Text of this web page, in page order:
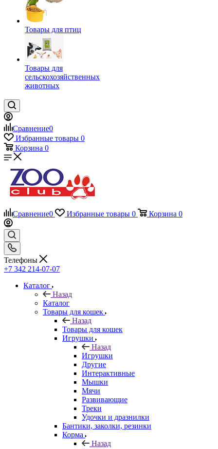
Товары для птиц
Товары для
сельскохозяйственных
животных
Сравнение0
Избранные товары 0
Корзина 0
Сравнение0 Избранные товары 0 Корзина 0
Телефоны
+7 342 214-07-07
Каталог
Назад
Каталог
Товары для кошек
Назад
Товары для кошек
Игрушки
Назад
Игрушки
Другие
Интерактивные
Мышки
Мячи
Развивающие
Треки
Удочки и дразнилки
Бантики, заколки, резинки
Корма
Назад